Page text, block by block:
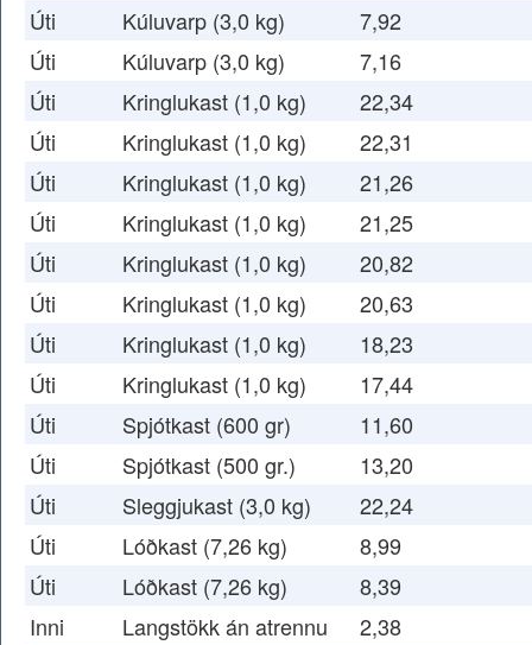
Úti
Kúluvarp (3,0 kg)
7,92
Úti
Kúluvarp (3,0 kg)
7,16
Úti
Kringlukast (1,0 kg)
22,34
Úti
Kringlukast (1,0 kg)
22,31
Úti
Kringlukast (1,0 kg)
21,26
Úti
Kringlukast (1,0 kg)
21,25
Úti
Kringlukast (1,0 kg)
20,82
Úti
Kringlukast (1,0 kg)
20,63
Úti
Kringlukast (1,0 kg)
18,23
Úti
Kringlukast (1,0 kg)
17,44
Úti
Spjótkast (600 gr)
11,60
Úti
Spjótkast (500 gr.)
13,20
Úti
Sleggjukast (3,0 kg)
22,24
Úti
Lóðkast (7,26 kg)
8,99
Úti
Lóðkast (7,26 kg)
8,39
Inni
Langstökk án atrennu
2,38